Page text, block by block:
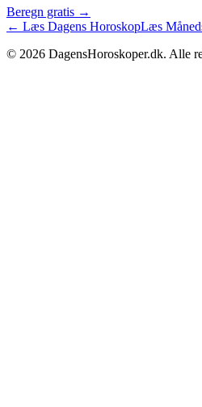
Beregn gratis →
← Læs Dagens HoroskopLæs
© 2026 DagensHoroskoper.dk. Alle